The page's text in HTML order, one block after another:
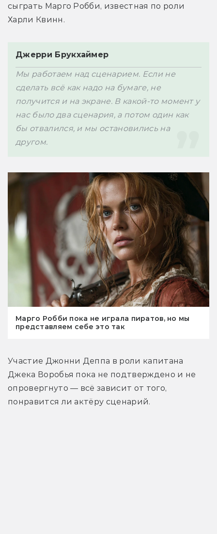
сыграть Марго Робби, известная по роли
Джерри Брукхаймер
Мы работаем над сценарием. Если не
сделать всё как надо на бумаге, не
получится и на экране. В какой-то момент у
нас было два сценария, а потом один как
бы отвалился, и мы остановились на
Марго Робби пока не играла пиратов, но мы
представляем себе это так
Участие Джонни Деппа в роли капитана
Джека Воробья пока не подтверждено и не
опровергнуто — всё зависит от того,